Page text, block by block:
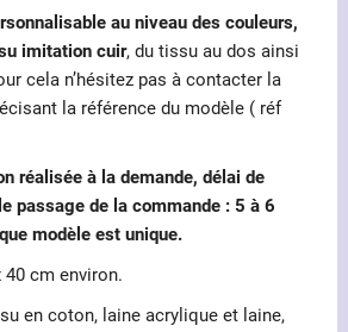
au niveau des couleurs,
imitation cuir, du tissu au dos ainsi
cela n’hésitez pas à contacter la
la référence du modèle ( réf
réalisée à la demande, délai de
passage de la commande : 5 à 6
modèle est unique.
cm environ.
en coton, laine acrylique et laine,